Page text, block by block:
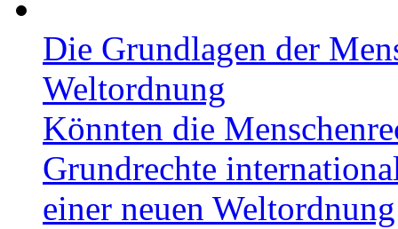
Die Grundlagen der
Weltordnung
Könnten die
Grundrechte
einer neuen